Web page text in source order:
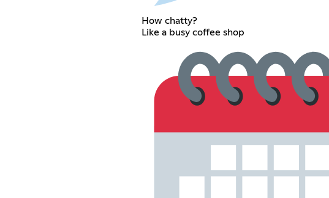
How chatty?
Like a busy coffee shop